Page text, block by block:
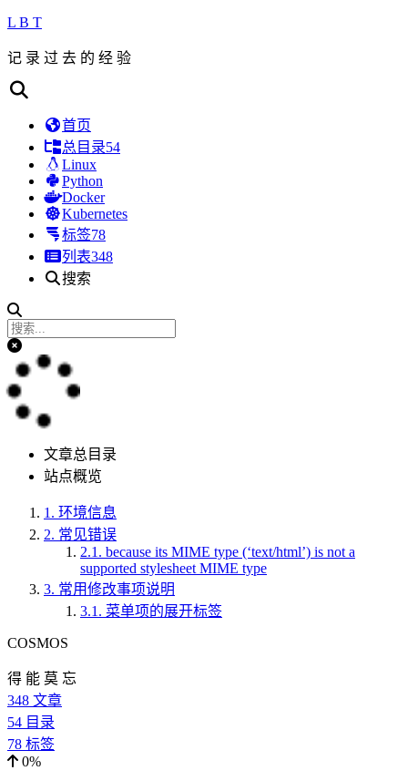
L B T
记 录 过 去 的 经 验
首页
总目录54
Linux
Python
Docker
Kubernetes
标签78
列表348
搜索
文章总目录
站点概览
1. 环境信息
2. 常见错误
2.1. because its MIME type (‘text/html’) is not a
supported stylesheet MIME type
3. 常用修改事项说明
3.1. 菜单项的展开标签
COSMOS
得 能 莫 忘
348 文章
54 目录
78 标签
0%